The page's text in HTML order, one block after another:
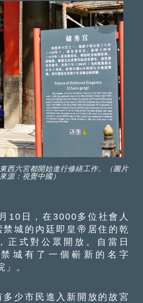
西六宮都開始進行修繕工作。（圖片
來源：視覺中國）
日，在3000多位社會人
城的內廷即皇帝居住的乾
正式對公眾開放。自當日
城有了一個嶄新的名字
。
少市民進入新開放的故宮